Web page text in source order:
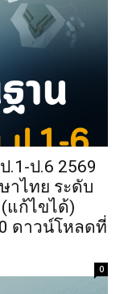
ป.6 2569
าไทย ระดับ
แก้ไขได้)
ดาวน์โหลดที่
0